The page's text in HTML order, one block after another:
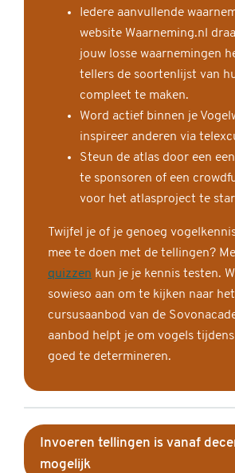
Iedere aanvullende
website Waarneming.nl
jouw losse waarnemingen
tellers de soortenlijst van
compleet te maken.
Word actief binnen je
inspireer anderen via
Steun de atlas door een
te sponsoren of een
voor het atlasproject te
Twijfel je of je genoeg
mee te doen met de tellingen?
quizzen kun je je kennis testen.
sowieso aan om te kijken naar het
cursusaanbod van de
aanbod helpt je om vogels
goed te determineren.
Invoeren tellingen is vanaf
mogelijk